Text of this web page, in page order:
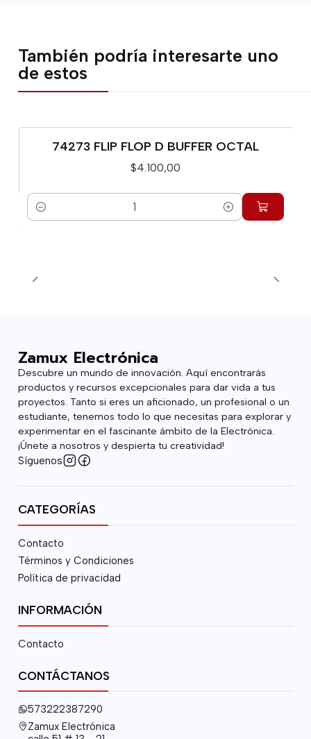
También podría interesarte uno
de estos
74273 FLIP FLOP D BUFFER OCTAL
$4.100,00
Cantidad
Zamux Electrónica
Descubre un mundo de innovación. Aquí encontrarás
productos y recursos excepcionales para dar vida a tus
proyectos. Tanto si eres un aficionado, un profesional o un
estudiante, tenemos todo lo que necesitas para explorar y
experimentar en el fascinante ámbito de la Electrónica.
¡Únete a nosotros y despierta tu creatividad!
Síguenos
CATEGORÍAS
Contacto
Términos y Condiciones
Política de privacidad
INFORMACIÓN
Contacto
CONTÁCTANOS
573222387290
Zamux Electrónica